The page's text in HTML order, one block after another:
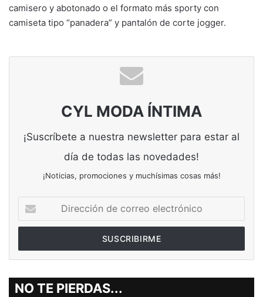
camisero y abotonado o el formato más sporty con
camiseta tipo “panadera” y pantalón de corte jogger.
CYL MODA ÍNTIMA
¡Suscríbete a nuestra newsletter para estar al
día de todas las novedades!
¡Noticias, promociones y muchísimas cosas más!
de
correo
NO TE PIERDAS...